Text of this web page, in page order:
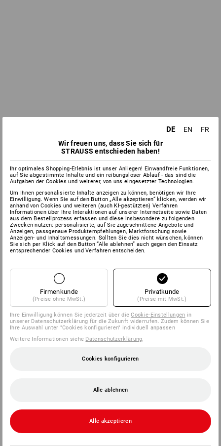
DE EN
FR
Wir freuen uns, dass Sie sich für
STRAUSS entschieden haben!
Ihr optimales Shopping-Erlebnis ist unser Anliegen! Einwandfreie Funktionen,
auf Sie abgestimmte Inhalte und ein reibungsloser Ablauf - das sind die
Aufgaben der Cookies und weiterer, von uns eingesetzter Technologien.
Um Ihnen personalisierte Inhalte anzeigen zu können, benötigen wir Ihre
Einwilligung. Wenn Sie auf den Button „Alle akzeptieren“ klicken, werden wir
anhand von Cookies und weiteren (auch KI-gestützten) Verfahren
Informationen über Ihre Interaktionen auf unserer Internetseite sowie Daten
aus dem Bestellprozess erfassen und diese insbesondere zu folgenden
Zwecken nutzen: personalisierte, auf Sie zugeschnittene Angebote und
Anzeigen, passgenaue Produktempfehlungen, Marktforschung sowie
Anzeigen- und Inhaltsmessungen. Sollten Sie dies nicht wünschen, können
Sie sich per Klick auf den Button “Alle ablehnen” auch gegen den Einsatz
entsprechender Cookies und Verfahren entscheiden.
Firmenkunde
(Preise ohne MwSt.)
Privatkunde
(Preise mit MwSt.)
Ihre Einwilligung können Sie jederzeit über dieCookie-Einstellungen in
unserer Datenschutzerklärung für die Zukunft widerrufen. Zudem können Sie
Ihre Auswahl unter "Cookies konfigurieren" individuell anpassen
Weitere Informationen siehe Datenschutzerklärung
Cookies konfigurieren
Alle ablehnen
Alle akzeptieren